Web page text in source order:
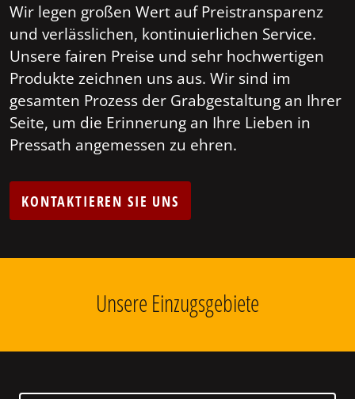
Wir legen großen Wert auf Preistransparenz
und verlässlichen, kontinuierlichen Service.
Unsere fairen Preise und sehr hochwertigen
Produkte zeichnen uns aus. Wir sind im
gesamten Prozess der Grabgestaltung an Ihrer
Seite, um die Erinnerung an Ihre Lieben in
Pressath angemessen zu ehren.
KONTAKTIEREN SIE UNS
Unsere Einzugsgebiete